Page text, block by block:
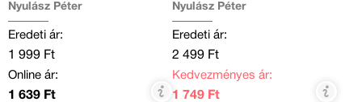
Nyulász Péter
Eredeti ár:
1 999 Ft
Online ár:
1 639 Ft
Nyulász Péter
Eredeti ár:
2 499 Ft
Kedvezményes ár:
1 749 Ft